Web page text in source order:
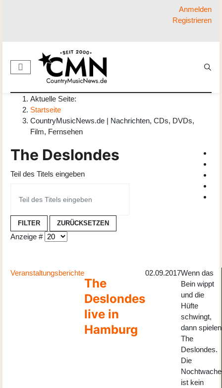
Anmelden
Registrieren
Aktuelle Seite:
Startseite
CountryMusicNews.de | Nachrichten, CDs, DVDs,
Film, Fernsehen
The Deslondes
Teil des Titels eingeben
FILTER ZURÜCKSETZEN
Anzeige #
Veranstaltungsberichte
The
Deslondes
live in
Hamburg
02.09.2017Wenn das
Bein wippt
und die
Hüfte
schwingt,
dann spielen
The
Deslondes.
Die
Nochtwache
ist kein